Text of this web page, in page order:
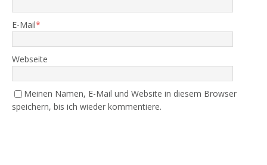
E-Mail*
Webseite
Meinen Namen, E-Mail und Website in diesem Browser
speichern, bis ich wieder kommentiere.